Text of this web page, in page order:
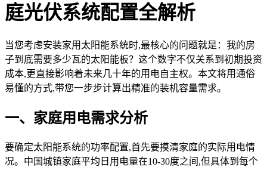
庭光伏系统配置全解析
当您考虑安装家用太阳能系统时,最核心的问题就是：我的房
子到底需要多少瓦的太阳能板？这个数字不仅关系到初期投资
成本,更直接影响着未来几十年的用电自主权。本文将用通俗
易懂的方式,带您一步步计算出精准的装机容量需求。
一、家庭用电需求分析
要确定太阳能系统的功率配置,首先要摸清家庭的实际用电情
况。中国城镇家庭平均日用电量在10-30度之间,但具体到每个